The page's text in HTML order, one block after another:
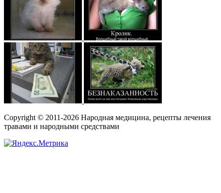
Copyright © 2011-2026 Народная медицина, рецепты лечения
травами и народными средствами